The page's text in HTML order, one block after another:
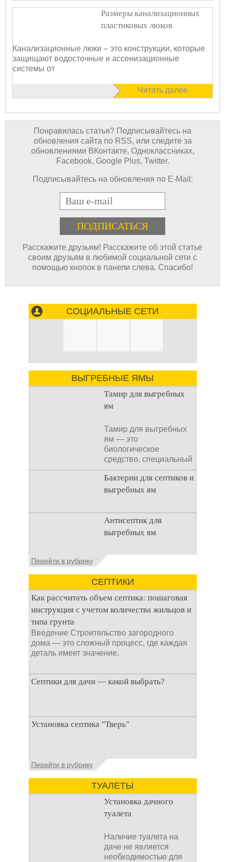
Размеры канализационных
пластиковых люков
Канализационные люки – это конструкции, которые
защищают водосточные и ассенизационные
системы от
Читать далее
Понравилась статья? Подписывайтесь на
обновления сайта по RSS, или следите за
обновлениями ВКонтакте, Одноклассниках,
Facebook, Google Plus, Twitter.
Подписывайтесь на обновления по E-Mail:
E-mail
Расскажите друзьям! Расскажите об этой статье
своим друзьям в любимой социальной сети с
помощью кнопок в панели слева. Спасибо!
СОЦИАЛЬНЫЕ СЕТИ
ВЫГРЕБНЫЕ ЯМЫ
Тамир для выгребных
ям
Тамир для выгребных
ям — это
биологическое
средство, специальный
концентрат, который
используется
Бактерии для септиков и
выгребных ям
Очистка
канализационного
стока или выгребной
не самым приятным
Антисептик для
выгребных ям
Общие сведения об
Антисептик для
выгребных ям – это
специальные
Перейти в рубрику
СЕПТИКИ
Как рассчитать объем септика: пошаговая
инструкция с учетом количества жильцов и
типа грунта
Введение Строительство загородного
дома — это сложный процесс, где каждая
деталь имеет значение.
Септики для дачи — какой выбрать?
При строительстве дачи одной из
первоочередных задач становится
Установка септика "Тверь"
Установка септика Тверь - важнейший
аспект утилизации сточных вод в частных
домах и на загородных
Перейти в рубрику
ТУАЛЕТЫ
Установка дачного
туалета
Наличие туалета на
даче не является
необходимостью для